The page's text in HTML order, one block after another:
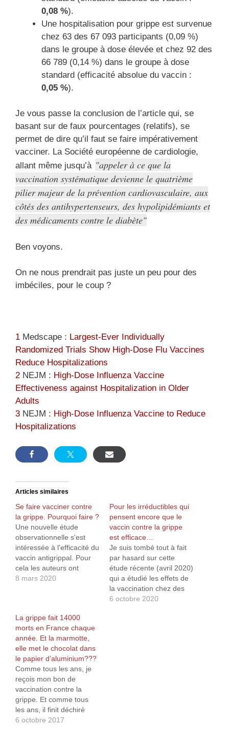
0,08 %).
Une hospitalisation pour grippe est survenue
chez 63 des 67 093 participants (0,09 %)
dans le groupe à dose élevée et chez 92 des
66 789 (0,14 %) dans le groupe à dose
standard (efficacité absolue du vaccin :
0,05 %).
Je vous passe la conclusion de l’article qui, se
basant sur de faux pourcentages (relatifs), se
permet de dire qu’il faut se faire impérativement
vacciner. La Société européenne de cardiologie,
allant même jusqu’à
appeler à ce que la
vaccination systématique devienne le quatrième
pilier majeur de la prévention cardiovasculaire, aux
côtés des antihypertenseurs, des hypolipidémiants et
des médicaments contre le diabète
Ben voyons.
On ne nous prendrait pas juste un peu pour des
imbéciles, pour le coup ?
1 Medscape : Largest-Ever Individually
Randomized Trials Show High-Dose Flu Vaccines
Reduce Hospitalizations
2 NEJM : High-Dose Influenza Vaccine
Effectiveness against Hospitalization in Older
Adults
3 NEJM : High-Dose Influenza Vaccine to Reduce
Hospitalizations
Articles similaires
Se faire vacciner contre
la grippe. Pourquoi faire ?
Une nouvelle étude
observationnelle s'est
intéressée à l'efficacité du
vaccin antigrippal. Pour
cela les auteurs ont
examinés des données
surprise, les auteurs ont
retrouvé que les patients
de plus de 65 ans étaient
plus souvent vaccinés,
mais qu'il…
8 mars 2020
Pour les irréductibles qui
pensent encore que le
vaccin contre la grippe
est efficace…
Je suis tombé tout à fait
par hasard sur cette
étude récente (avril 2020)
qui a étudié les effets de
la vaccination chez des
personnes âgées de 55 à
6 octobre 2020
La grippe fait 14000
morts en France chaque
année. Et la marmotte,
elle met le chocolat dans
le papier d’aluminium???
Comme tous les ans, je
reçois mon bon de
vaccination contre la
grippe. Et comme tous
les ans, il finit déchiré
dans la poubelle, suivant
6 octobre 2017